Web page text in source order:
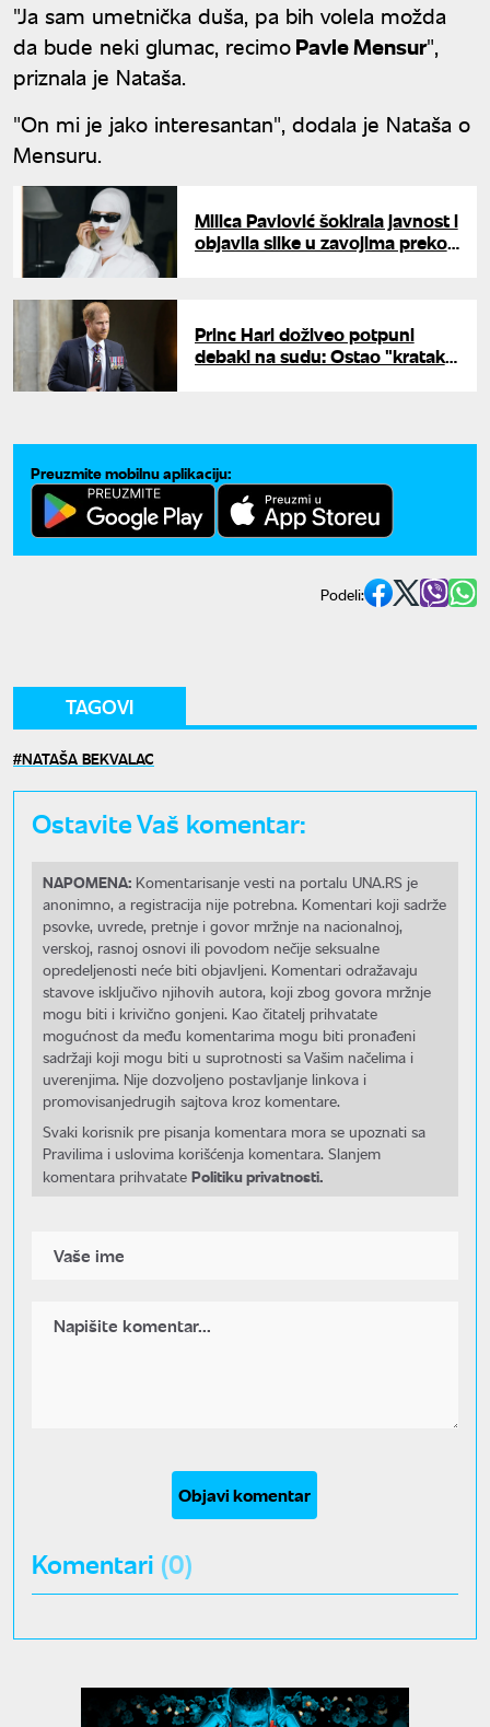
"Ja sam umetnička duša, pa bih volela možda
da bude neki glumac, recimoPavle Mensur",
priznala je Nataša.
"On mi je jako interesantan", dodala je Nataša o
Mensuru.
Milica Pavlović šokirala javnost i
objavila slike u zavojima preko
Princ Hari doživeo potpuni
debakl na sudu: Ostao "kratak"
Preuzmite mobilnu aplikaciju:
Podeli:
TAGOVI
NATAŠA BEKVALAC
Ostavite Vaš komentar:
NAPOMENA: Komentarisanje vesti na portalu UNA.RS je
anonimno, a registracija nije potrebna. Komentari koji sadrže
psovke, uvrede, pretnje i govor mržnje na nacionalnoj,
verskoj, rasnoj osnovi ili povodom nečije seksualne
opredeljenosti neće biti objavljeni. Komentari odražavaju
stavove isključivo njihovih autora, koji zbog govora mržnje
mogu biti i krivično gonjeni. Kao čitatelj prihvatate
mogućnost da među komentarima mogu biti pronađeni
sadržaji koji mogu biti u suprotnosti sa Vašim načelima i
uverenjima. Nije dozvoljeno postavljanje linkova i
promovisanjedrugih sajtova kroz komentare.
Svaki korisnik pre pisanja komentara mora se upoznati sa
Pravilima i uslovima korišćenja komentara. Slanjem
komentara prihvatate Politiku privatnosti.
Objavi komentar
Komentari (0)